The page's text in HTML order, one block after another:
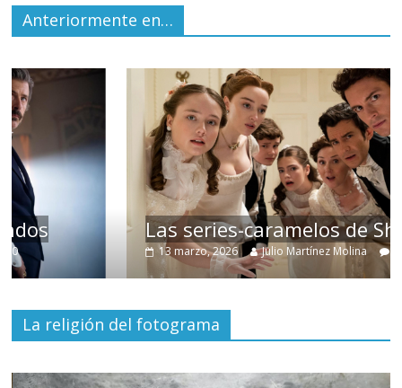
Anteriormente en…
Las series-caramelos de Shondaland
Julio Martínez Molina 0
La religión del fotograma